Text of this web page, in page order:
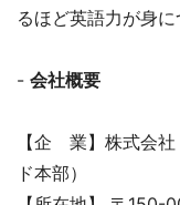
るほど英語力が身に
- 会社概要
【企 業】株式会
ド本部）